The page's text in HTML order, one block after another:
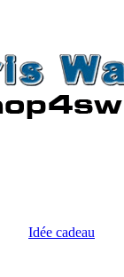
Idée cadeau